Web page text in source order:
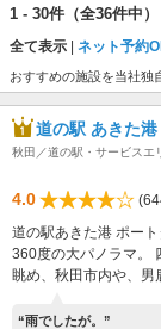
1 - 30件 （全36件中）
全て表示 ネット予約
おすすめの施設を当社独
道の駅 あきた
秋田／道の駅・サービスエ
4.0
道の駅あきた港 ポー
360度の大パノラマ。
眺め、秋田市内や、男
“雨でしたが。”